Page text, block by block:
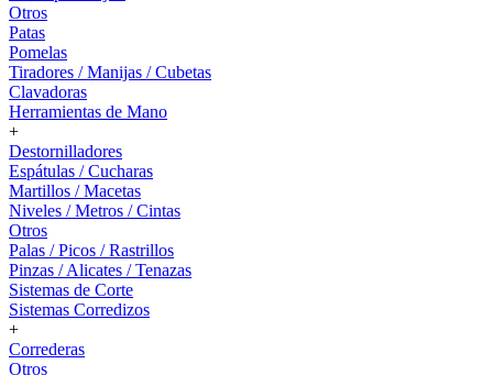
Otros
Patas
Pomelas
Tiradores / Manijas / Cubetas
Clavadoras
Herramientas de Mano
+
Destornilladores
Espátulas / Cucharas
Martillos / Macetas
Niveles / Metros / Cintas
Otros
Palas / Picos / Rastrillos
Pinzas / Alicates / Tenazas
Sistemas de Corte
Sistemas Corredizos
+
Correderas
Otros